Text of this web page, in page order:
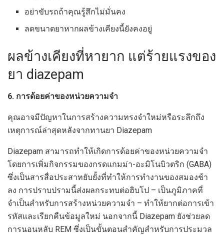
อย่าขับรถถ้าคุณรู้สึกไม่มั่นคง
ลดขนาดยาหากผลข้างเคียงนี้ยังคงอยู่
ผลข้างเคียงที่หายาก แต่ร้ายแรงของ
ยา diazepam
6. การด้อยค่าของหน่วยความจำ
คุณอาจมีปัญหาในการสร้างความทรงจำใหม่หรือระลึกถึง
เหตุการณ์ล่าสุดหลังจากทานยา Diazepam
Diazepam สามารถทำให้เกิดการด้อยค่าของหน่วยความจำ
โดยการเพิ่มกิจกรรมของกรดแกมม่า-อะมิโนบิวตริก (GABA)
ซึ่งเป็นสารสื่อประสาทยับยั้งที่ทำให้การทำงานของสมองช้า
ลง การปราบปรามนี้ส่งผลกระทบต่อฮิบโป – เป็นภูมิภาคที่
จำเป็นสำหรับการสร้างหน่วยความจำ – ทำให้ยากต่อการเข้า
รหัสและเรียกคืนข้อมูลใหม่ นอกจากนี้ Diazepam ยังช่วยลด
การนอนหลับ REM ซึ่งเป็นขั้นตอนสำคัญสำหรับการประมวล